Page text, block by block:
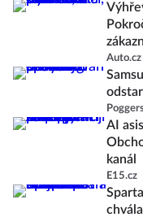
Auto.cz
AI
kanál
E15.cz